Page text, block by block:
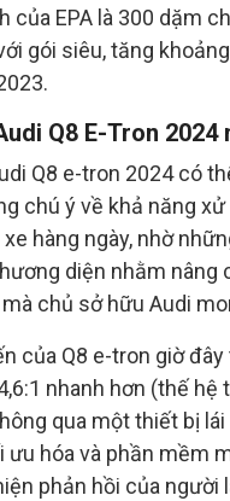
của EPA là 300 dặm
gói siêu, tăng
Q8 E-Tron 2024
Q8 e-tron 2024 có
chú ý về khả năng xử
hàng ngày, nhờ
diện nhằm nâng
chủ sở hữu Audi
của Q8 e-tron giờ
nhanh hơn (thế hệ
qua một thiết bị
hóa và phần mềm
phản hồi của người